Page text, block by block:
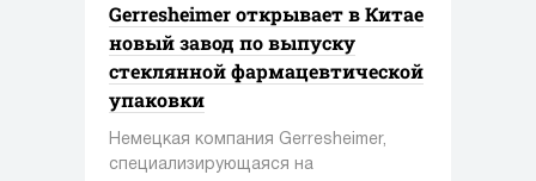
Gerresheimer открывает в Китае
новый завод по выпуску
стеклянной фармацевтической
упаковки
Немецкая компания Gerresheimer,
специализирующаяся на